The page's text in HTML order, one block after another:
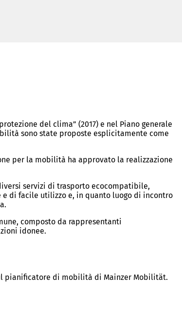
del clima” (2017) e nel Piano generale
sono state proposte esplicitamente come
per la mobilità ha approvato la realizzazione
servizi di trasporto ecocompatibile,
di facile utilizzo e, in quanto luogo di incontro
composto da rappresentanti
idonee.
pianificatore di mobilità di Mainzer Mobilität.